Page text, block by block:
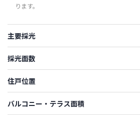
ります。
主要採光
採光面数
住戸位置
バルコニー・テラス面積